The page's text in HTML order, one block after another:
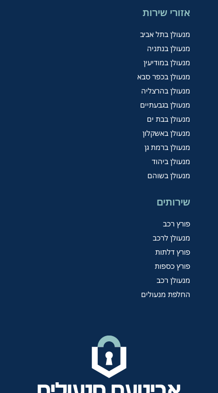
אזורי שירות
מנעולן בתל אביב
מנעולן בנתניה
מנעולן במודיעין
מנעולן בכפר סבא
מנעולן בהרצליה
מנעולן בגבעתיים
מנעולן בבת ים
מנעולן באשקלון
מנעולן ברמת גן
מנעולן ביהוד
מנעולן בשוהם
שירותים
פורץ רכב
מנעולן לרכב
פורץ דלתות
פורץ כספות
מנעולן רכב
החלפת מנעולים